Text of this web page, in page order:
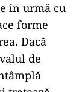
în urmă cu
forme
Dacă
de